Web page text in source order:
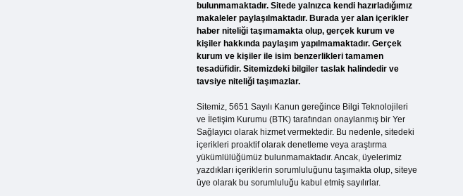
bulunmamaktadır. Sitede yalnızca kendi hazırladığımız
makaleler paylaşılmaktadır. Burada yer alan içerikler
haber niteliği taşımamakta olup, gerçek kurum ve
kişiler hakkında paylaşım yapılmamaktadır. Gerçek
kurum ve kişiler ile isim benzerlikleri tamamen
tesadüfidir. Sitemizdeki bilgiler taslak halindedir ve
tavsiye niteliği taşımazlar.
Sitemiz, 5651 Sayılı Kanun gereğince Bilgi Teknolojileri
ve İletişim Kurumu (BTK) tarafından onaylanmış bir Yer
Sağlayıcı olarak hizmet vermektedir. Bu nedenle, sitedeki
içerikleri proaktif olarak denetleme veya araştırma
yükümlülüğümüz bulunmamaktadır. Ancak, üyelerimiz
yazdıkları içeriklerin sorumluluğunu taşımakta olup, siteye
üye olarak bu sorumluluğu kabul etmiş sayılırlar.